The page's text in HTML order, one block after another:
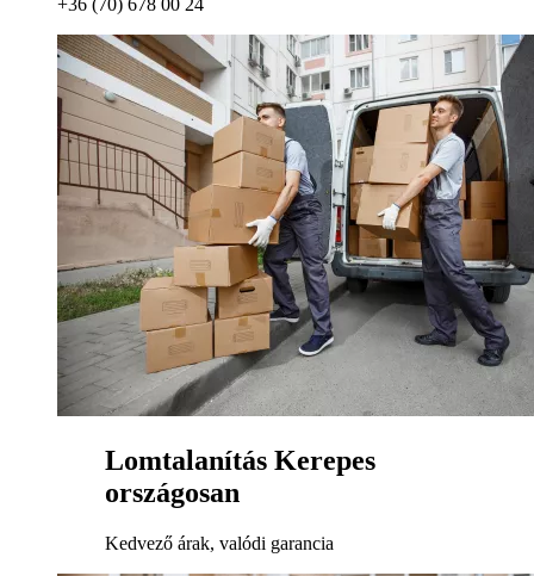
+36 (70) 678 00 24
Lomtalanítás Kerepes
országosan
Kedvező árak, valódi garancia